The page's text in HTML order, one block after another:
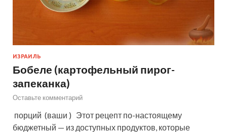
ИЗРАИЛЬ
Бобеле (картофельный пирог-
запеканка)
Оставьте комментарий
порций (ваши ) Этот рецепт по-настоящему
бюджетный — из доступных продуктов, которые